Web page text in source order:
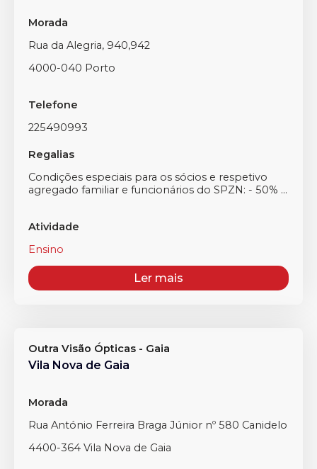
Morada
Rua da Alegria, 940,942
4000-040 Porto
Telefone
225490993
Regalias
Condições especiais para os sócios e respetivo
agregado familiar e funcionários do SPZN: - 50% ...
Atividade
Ensino
Ler mais
Outra Visão Ópticas - Gaia
Vila Nova de Gaia
Morada
Rua António Ferreira Braga Júnior nº 580 Canidelo
4400-364 Vila Nova de Gaia